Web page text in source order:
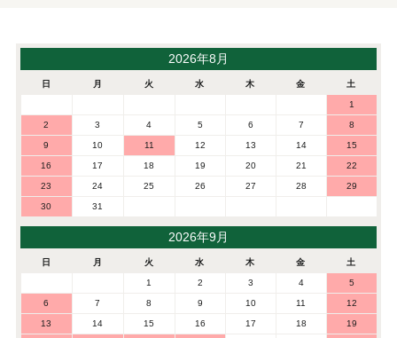
2026年8月
日 月 火 水 木 金 土
1
2 3 4 5 6 7 8
9 10 11 12 13 14 15
16 17 18 19 20 21 22
23 24 25 26 27 28 29
30 31
2026年9月
日 月 火 水 木 金 土
1 2 3 4 5
6 7 8 9 10 11 12
13 14 15 16 17 18 19